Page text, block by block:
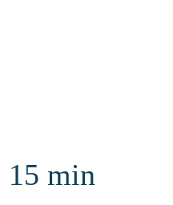
15 min